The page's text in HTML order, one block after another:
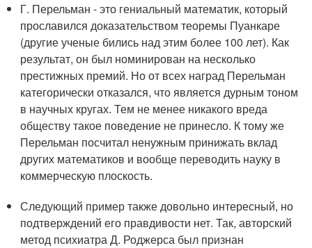
Г. Перельман - это гениальный математик, который
прославился доказательством теоремы Пуанкаре
(другие ученые бились над этим более 100 лет). Как
результат, он был номинирован на несколько
престижных премий. Но от всех наград Перельман
категорически отказался, что является дурным тоном
в научных кругах. Тем не менее никакого вреда
обществу такое поведение не принесло. К тому же
Перельман посчитал ненужным принижать вклад
других математиков и вообще переводить науку в
коммерческую плоскость.
Следующий пример также довольно интересный, но
подтверждений его правдивости нет. Так, авторский
метод психиатра Д. Роджерса был признан